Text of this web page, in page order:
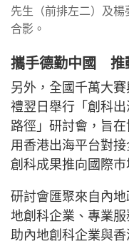
先生（前排左二）及
合影。
攜手德勤中國 推
另外，全國千萬大
禮翌日舉行「創科
路徑」研討會，旨
用香港出海平台對
創科成果推向國際
研討會匯聚來自內
地創科企業、專業
助內地創科企業與